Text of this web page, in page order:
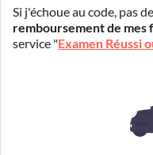
Si j'échoue au code, pas
remboursement de
service "Examen Réussi